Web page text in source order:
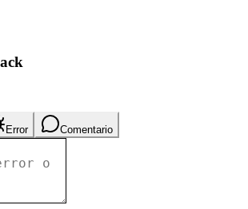
Error Comentario